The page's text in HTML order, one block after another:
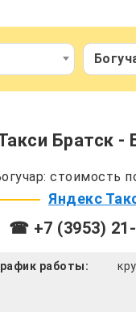
Братск -
стоимость
Яндекс
☎ +7 (3953) 21-
работы: